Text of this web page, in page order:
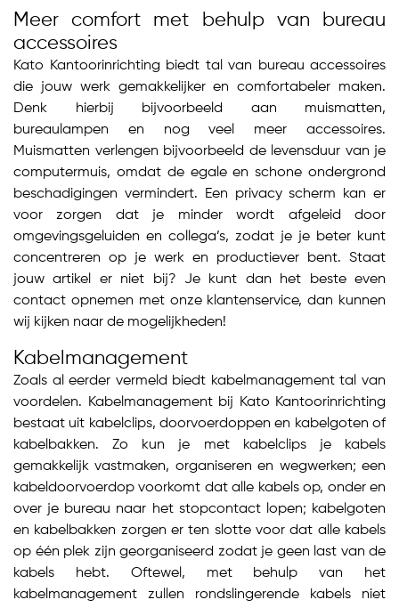
Meer comfort met behulp van bureau
accessoires
Kato Kantoorinrichting biedt tal van bureau accessoires
die jouw werk gemakkelijker en comfortabeler maken.
Denk hierbij bijvoorbeeld aan muismatten,
bureaulampen en nog veel meer accessoires.
Muismatten verlengen bijvoorbeeld de levensduur van je
computermuis, omdat de egale en schone ondergrond
beschadigingen vermindert. Een privacy scherm kan er
voor zorgen dat je minder wordt afgeleid door
omgevingsgeluiden en collega’s, zodat je je beter kunt
concentreren op je werk en productiever bent. Staat
jouw artikel er niet bij? Je kunt dan het beste even
contact opnemen met onze klantenservice, dan kunnen
wij kijken naar de mogelijkheden!
Kabelmanagement
Zoals al eerder vermeld biedt kabelmanagement tal van
voordelen. Kabelmanagement bij Kato Kantoorinrichting
bestaat uit kabelclips, doorvoerdoppen en kabelgoten of
kabelbakken. Zo kun je met kabelclips je kabels
gemakkelijk vastmaken, organiseren en wegwerken; een
kabeldoorvoerdop voorkomt dat alle kabels op, onder en
over je bureau naar het stopcontact lopen; kabelgoten
en kabelbakken zorgen er ten slotte voor dat alle kabels
op één plek zijn georganiseerd zodat je geen last van de
kabels hebt. Oftewel, met behulp van het
kabelmanagement zullen rondslingerende kabels niet